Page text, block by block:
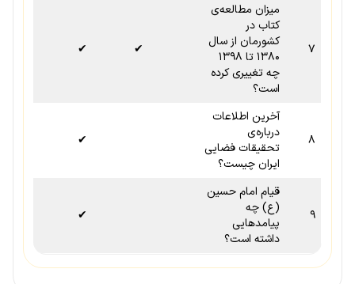
۷
میزان مطالعه‌ی
کتاب در
کشورمان از سال
۱۳۸۰ تا ۱۳۹۸
چه تغییری کرده
است؟
✔
✔
۸
آخرین اطلاعات
درباره‌ی
تحقیقات فضایی
ایران چیست؟
✔
۹
قیام امام حسین
(ع) چه
پیامدهایی
داشته است؟
✔